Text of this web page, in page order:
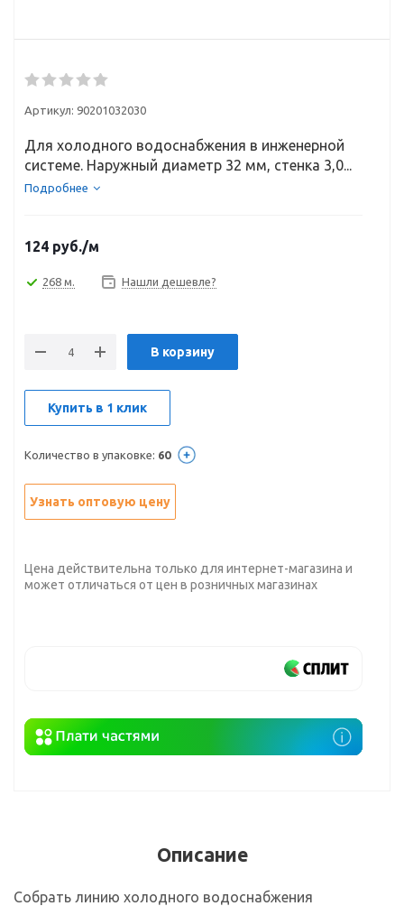
Артикул: 90201032030
Для холодного водоснабжения в инженерной
системе. Наружный диаметр 32 мм, стенка 3,0...
Подробнее
124 руб./м
268 м. Нашли дешевле?
В корзину
Купить в 1 клик
Количество в упаковке: 60
Узнать оптовую цену
Цена действительна только для интернет-магазина и
может отличаться от цен в розничных магазинах
Описание
Собрать линию холодного водоснабжения